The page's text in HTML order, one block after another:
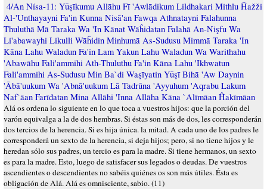
4/An Nísa-11: Yūşīkumu Allāhu Fī 'Awlādikum Lildhakari Mithlu Ĥažži
Al-'Unthayayni Fa'in Kunna Nisā'an Fawqa Athnatayni Falahunna
Thuluthā Mā Taraka Wa 'In Kānat Wāĥidatan Falahā An-Nişfu Wa
Li'abawayhi Likulli Wāĥidin Minhumā As-Sudusu Mimmā Taraka 'In
Kāna Lahu Waladun Fa'in Lam Yakun Lahu Waladun Wa Warithahu
'Abawāhu Fali'ammihi Ath-Thuluthu Fa'in Kāna Lahu 'Ikhwatun
Fali'ammihi As-Sudusu Min Ba`di Waşīyatin Yūşī Bihā 'Aw Daynin
'Ābā'uukum Wa 'Abnā'uukum Lā Tadrūna 'Ayyuhum 'Aqrabu Lakum
Naf`āan Farīđatan Mina Allāhi 'Inna Allāha Kāna `Alīmāan Ĥakīmāan
Alá os ordena lo siguiente en lo que toca a vuestros hijos: que la porción del
varón equivalga a la de dos hembras. Si éstas son más de dos, les corresponderán
dos tercios de la herencia. Si es hija única. la mitad. A cada uno de los padres le
corresponderá un sexto de la herencia, si deja hijos; pero, si no tiene hijos y le
heredan sólo sus padres, un tercio es para la madre. Si tiene hermanos, un sexto
es para la madre. Esto, luego de satisfacer sus legados o deudas. De vuestros
ascendientes o descendientes no sabéis quiénes os son más útiles. Ésta es
obligación de Alá. Alá es omnisciente, sabio. (11)